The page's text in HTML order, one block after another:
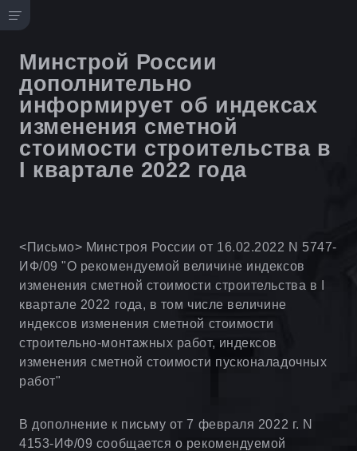
Минстрой России
дополнительно
информирует об индексах
изменения сметной
стоимости строительства в
I квартале 2022 года
<Письмо> Минстроя России от 16.02.2022 N 5747-
ИФ/09 "О рекомендуемой величине индексов
изменения сметной стоимости строительства в I
квартале 2022 года, в том числе величине
индексов изменения сметной стоимости
строительно-монтажных работ, индексов
изменения сметной стоимости пусконаладочных
работ"
В дополнение к письму от 7 февраля 2022 г. N
4153-ИФ/09 сообщается о рекомендуемой